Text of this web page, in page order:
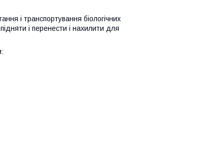
і транспортування біологічних
і перенести і нахилити для